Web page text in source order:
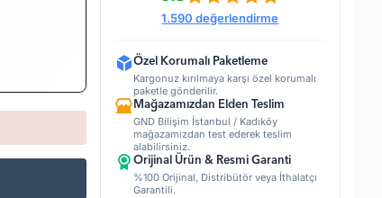
1.590 değerlendirme
Özel Korumalı Paketleme
Kargonuz kırılmaya karşı özel korumalı
paketle gönderilir.
Mağazamızdan Elden Teslim
GND Bilişim İstanbul / Kadıköy
mağazamızdan test ederek teslim
alabilirsiniz.
Orijinal Ürün & Resmi Garanti
%100 Orijinal, Distribütör veya İthalatçı
Garantili.